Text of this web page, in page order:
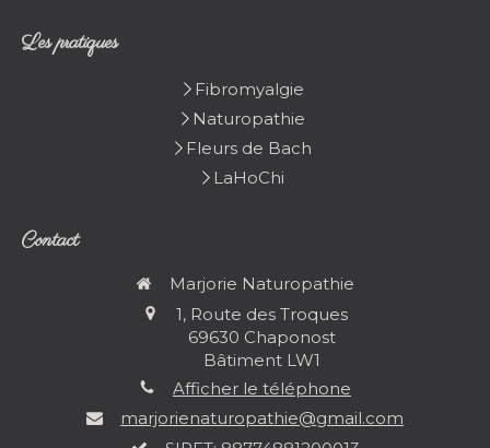
Les pratiques
Fibromyalgie
Naturopathie
Fleurs de Bach
LaHoChi
Contact
Marjorie Naturopathie
1, Route des Troques
69630 Chaponost
Bâtiment LW1
Afficher le téléphone
marjorienaturopathie@gmail.com